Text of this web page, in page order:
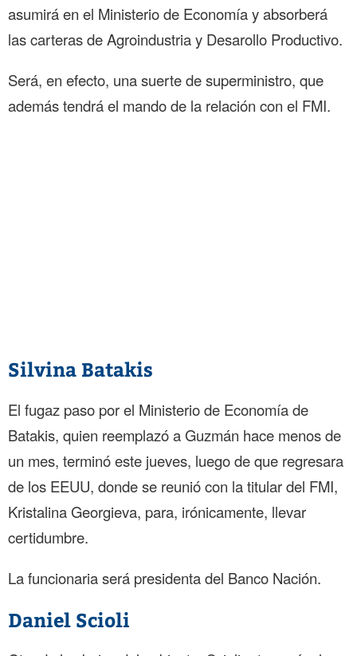
asumirá en el Ministerio de Economía y absorberá
las carteras de Agroindustria y Desarollo Productivo.
Será, en efecto, una suerte de superministro, que
además tendrá el mando de la relación con el FMI.
Silvina Batakis
El fugaz paso por el Ministerio de Economía de
Batakis, quien reemplazó a Guzmán hace menos de
un mes, terminó este jueves, luego de que regresara
de los EEUU, donde se reunió con la titular del FMI,
Kristalina Georgieva, para, irónicamente, llevar
certidumbre.
La funcionaria será presidenta del Banco Nación.
Daniel Scioli